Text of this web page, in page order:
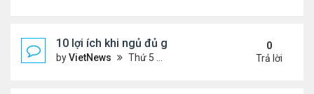
10 lợi ích khi ngủ đủ giấc
byVietNews Thứ 5 Tháng 12 08, 2022 5:04 pm
0
Trả lời